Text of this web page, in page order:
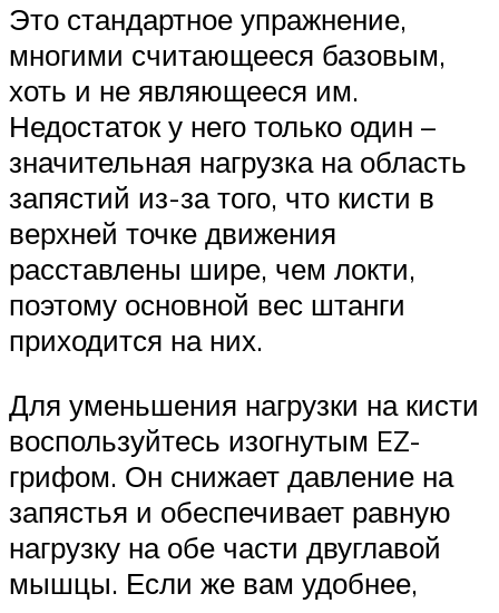
Это стандартное упражнение,
многими считающееся базовым,
хоть и не являющееся им.
Недостаток у него только один –
значительная нагрузка на область
запястий из-за того, что кисти в
верхней точке движения
расставлены шире, чем локти,
поэтому основной вес штанги
приходится на них.
Для уменьшения нагрузки на кисти
воспользуйтесь изогнутым EZ-
грифом. Он снижает давление на
запястья и обеспечивает равную
нагрузку на обе части двуглавой
мышцы. Если же вам удобнее,